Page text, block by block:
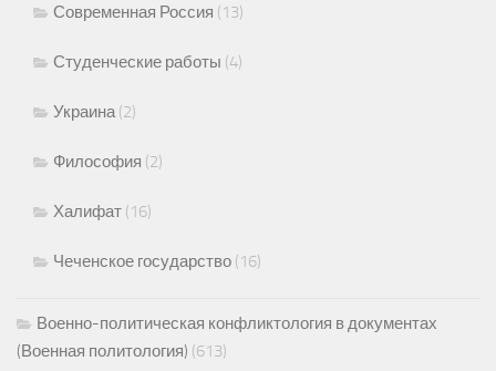
Современная Россия (13)
Студенческие работы (4)
Украина(2)
Философия (2)
Халифат (16)
Чеченское государство (16)
Военно-политическая конфликтология в документах
(Военная политология) (613)